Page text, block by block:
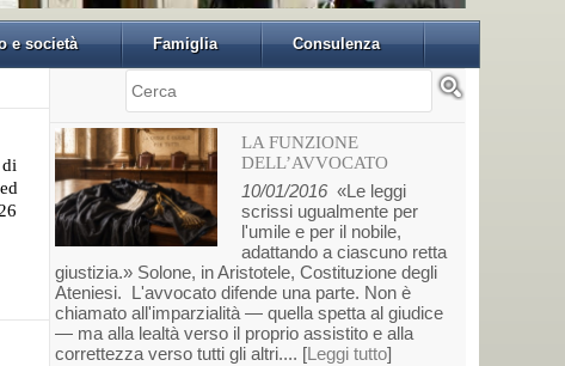
e società Famiglia Consulenza
Cerca
LA FUNZIONE
DELL’AVVOCATO
10/01/2016«Le leggi
scrissi ugualmente per
l'umile e per il nobile,
adattando a ciascuno retta
giustizia.» Solone, in Aristotele, Costituzione degli
Ateniesi. L'avvocato difende una parte. Non è
chiamato all'imparzialità — quella spetta al giudice
— ma alla lealtà verso il proprio assistito e alla
correttezza verso tutti gli altri.... [Leggi tutto]